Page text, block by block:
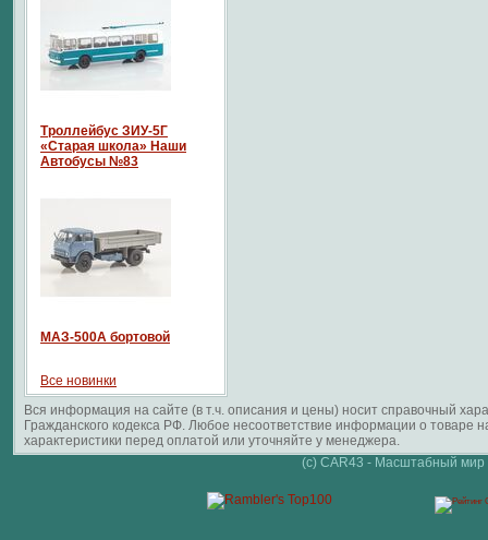
Троллейбус ЗИУ-5Г
«Старая школа» Наши
Автобусы №83
МАЗ-500А бортовой
Все новинки
Вся информация на сайте (в т.ч. описания и цены) носит справочный
Гражданского кодекса РФ. Любое несоответствие информации о
характеристики перед оплатой или уточняйте у менеджера.
(c) CAR43 - Масштабный мир